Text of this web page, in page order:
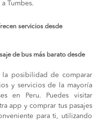
Tumbes.
servicios desde
de bus más barato desde
la posibilidad de comparar
y servicios de la mayoría
en Peru. Puedes visitar
app y comprar tus pasajes
para ti, utilizando